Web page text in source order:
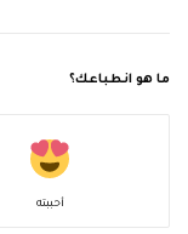
ما هو انطباعك؟
أحببته